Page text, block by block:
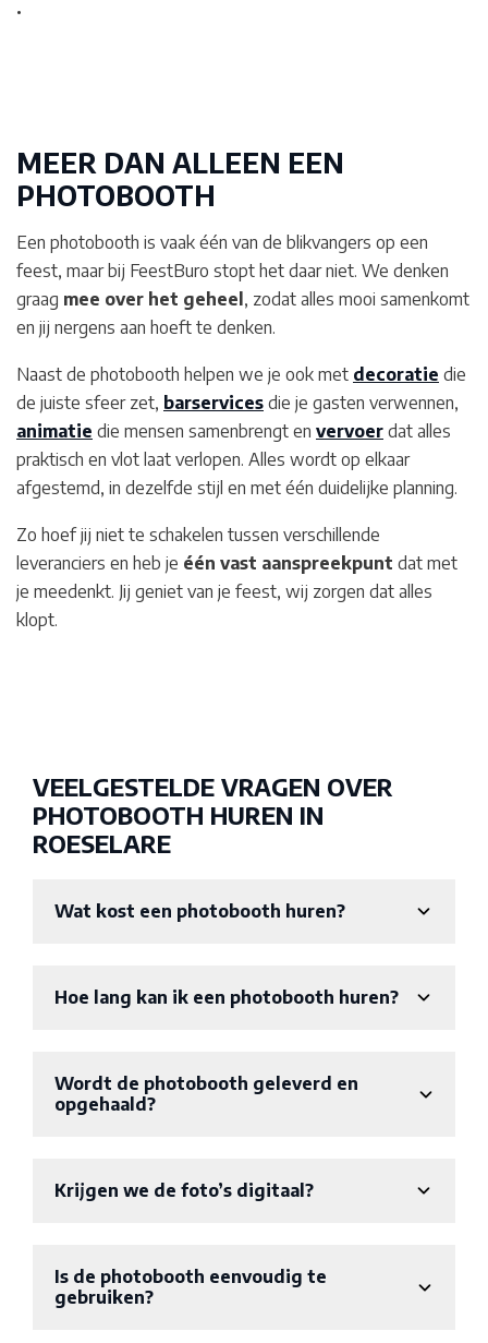
.
MEER DAN ALLEEN EEN
PHOTOBOOTH
Een photobooth is vaak één van de blikvangers op een
feest, maar bij FeestBuro stopt het daar niet. We denken
graag mee over het geheel, zodat alles mooi samenkomt
en jij nergens aan hoeft te denken.
Naast de photobooth helpen we je ook met decoratie die
de juiste sfeer zet, barservices die je gasten verwennen,
animatie die mensen samenbrengt en vervoer dat alles
praktisch en vlot laat verlopen. Alles wordt op elkaar
afgestemd, in dezelfde stijl en met één duidelijke planning.
Zo hoef jij niet te schakelen tussen verschillende
leveranciers en heb je één vast aanspreekpunt dat met
je meedenkt. Jij geniet van je feest, wij zorgen dat alles
klopt.
VEELGESTELDE VRAGEN OVER
PHOTOBOOTH HUREN IN
ROESELARE
Wat kost een photobooth huren?
Hoe lang kan ik een photobooth huren?
Wordt de photobooth geleverd en
opgehaald?
Krijgen we de foto’s digitaal?
Is de photobooth eenvoudig te
gebruiken?